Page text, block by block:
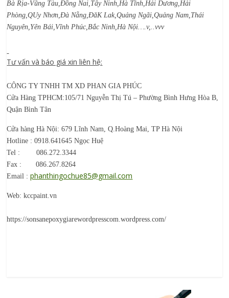
Bà Rịa-Vũng Tàu,Đồng Nai,Tây Ninh,Hà Tĩnh,Hải Dương,Hải
Phòng,QUy Nhơn,Đà Nẵng,ĐăK Lak,Quảng Ngãi,Quảng Nam,Thái
Nguyên,Yên Bái,Vĩnh Phúc,Bắc Ninh,Hà Nội….v,..vvv
Tư vấn và báo giá xin liên hệ:
CÔNG TY TNHH TM XD PHAN GIA PHÚC
Cửa Hàng TPHCM:105/71 Nguyễn Thị Tú – Phường Bình Hưng Hòa B,
Quận Bình Tân
Cửa hàng Hà Nội: 679 Lĩnh Nam, Q.Hoàng Mai, TP Hà Nội
Hotline : 0918.641645 Ngọc Huệ
Tel : 086.272.3344
Fax : 086.267.8264
Email : phanthingochue85@gmail.com
Web: kccpaint.vn
https://sonsanepoxygiarewordpresscom.wordpress.com/